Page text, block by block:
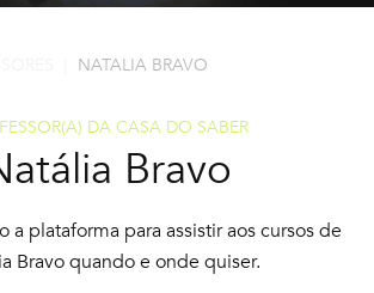
NATALIA BRAVO
DA CASA DO SABER
Bravo
a plataforma para assistir aos cursos de
Bravo quando e onde quiser.